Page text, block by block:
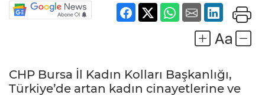
CHP Bursa İl Kadın Kolları Başkanlığı,
Türkiye’de artan kadın cinayetlerine ve